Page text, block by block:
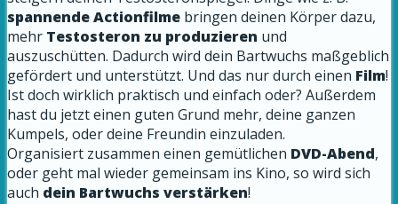
spannende Actionfilme bringen deinen Körper dazu,
mehr Testosteron zu produzieren und
auszuschütten. Dadurch wird dein Bartwuchs maßgeblich
gefördert und unterstützt. Und das nur durch einen Film!
Ist doch wirklich praktisch und einfach oder? Außerdem
hast du jetzt einen guten Grund mehr, deine ganzen
Kumpels, oder deine Freundin einzuladen.
Organisiert zusammen einen gemütlichen DVD-Abend,
oder geht mal wieder gemeinsam ins Kino, so wird sich
auch dein Bartwuchs verstärken!